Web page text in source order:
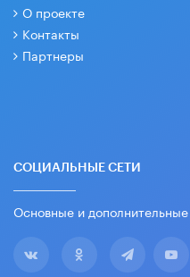
О проекте
Контакты
Партнеры
СОЦИАЛЬНЫЕ СЕТИ
Основные и